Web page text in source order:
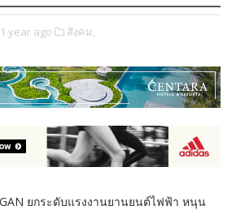
1 year ago สังคม,
ยกระดับแรงงานยานยนต์ไฟฟ้า หนุน